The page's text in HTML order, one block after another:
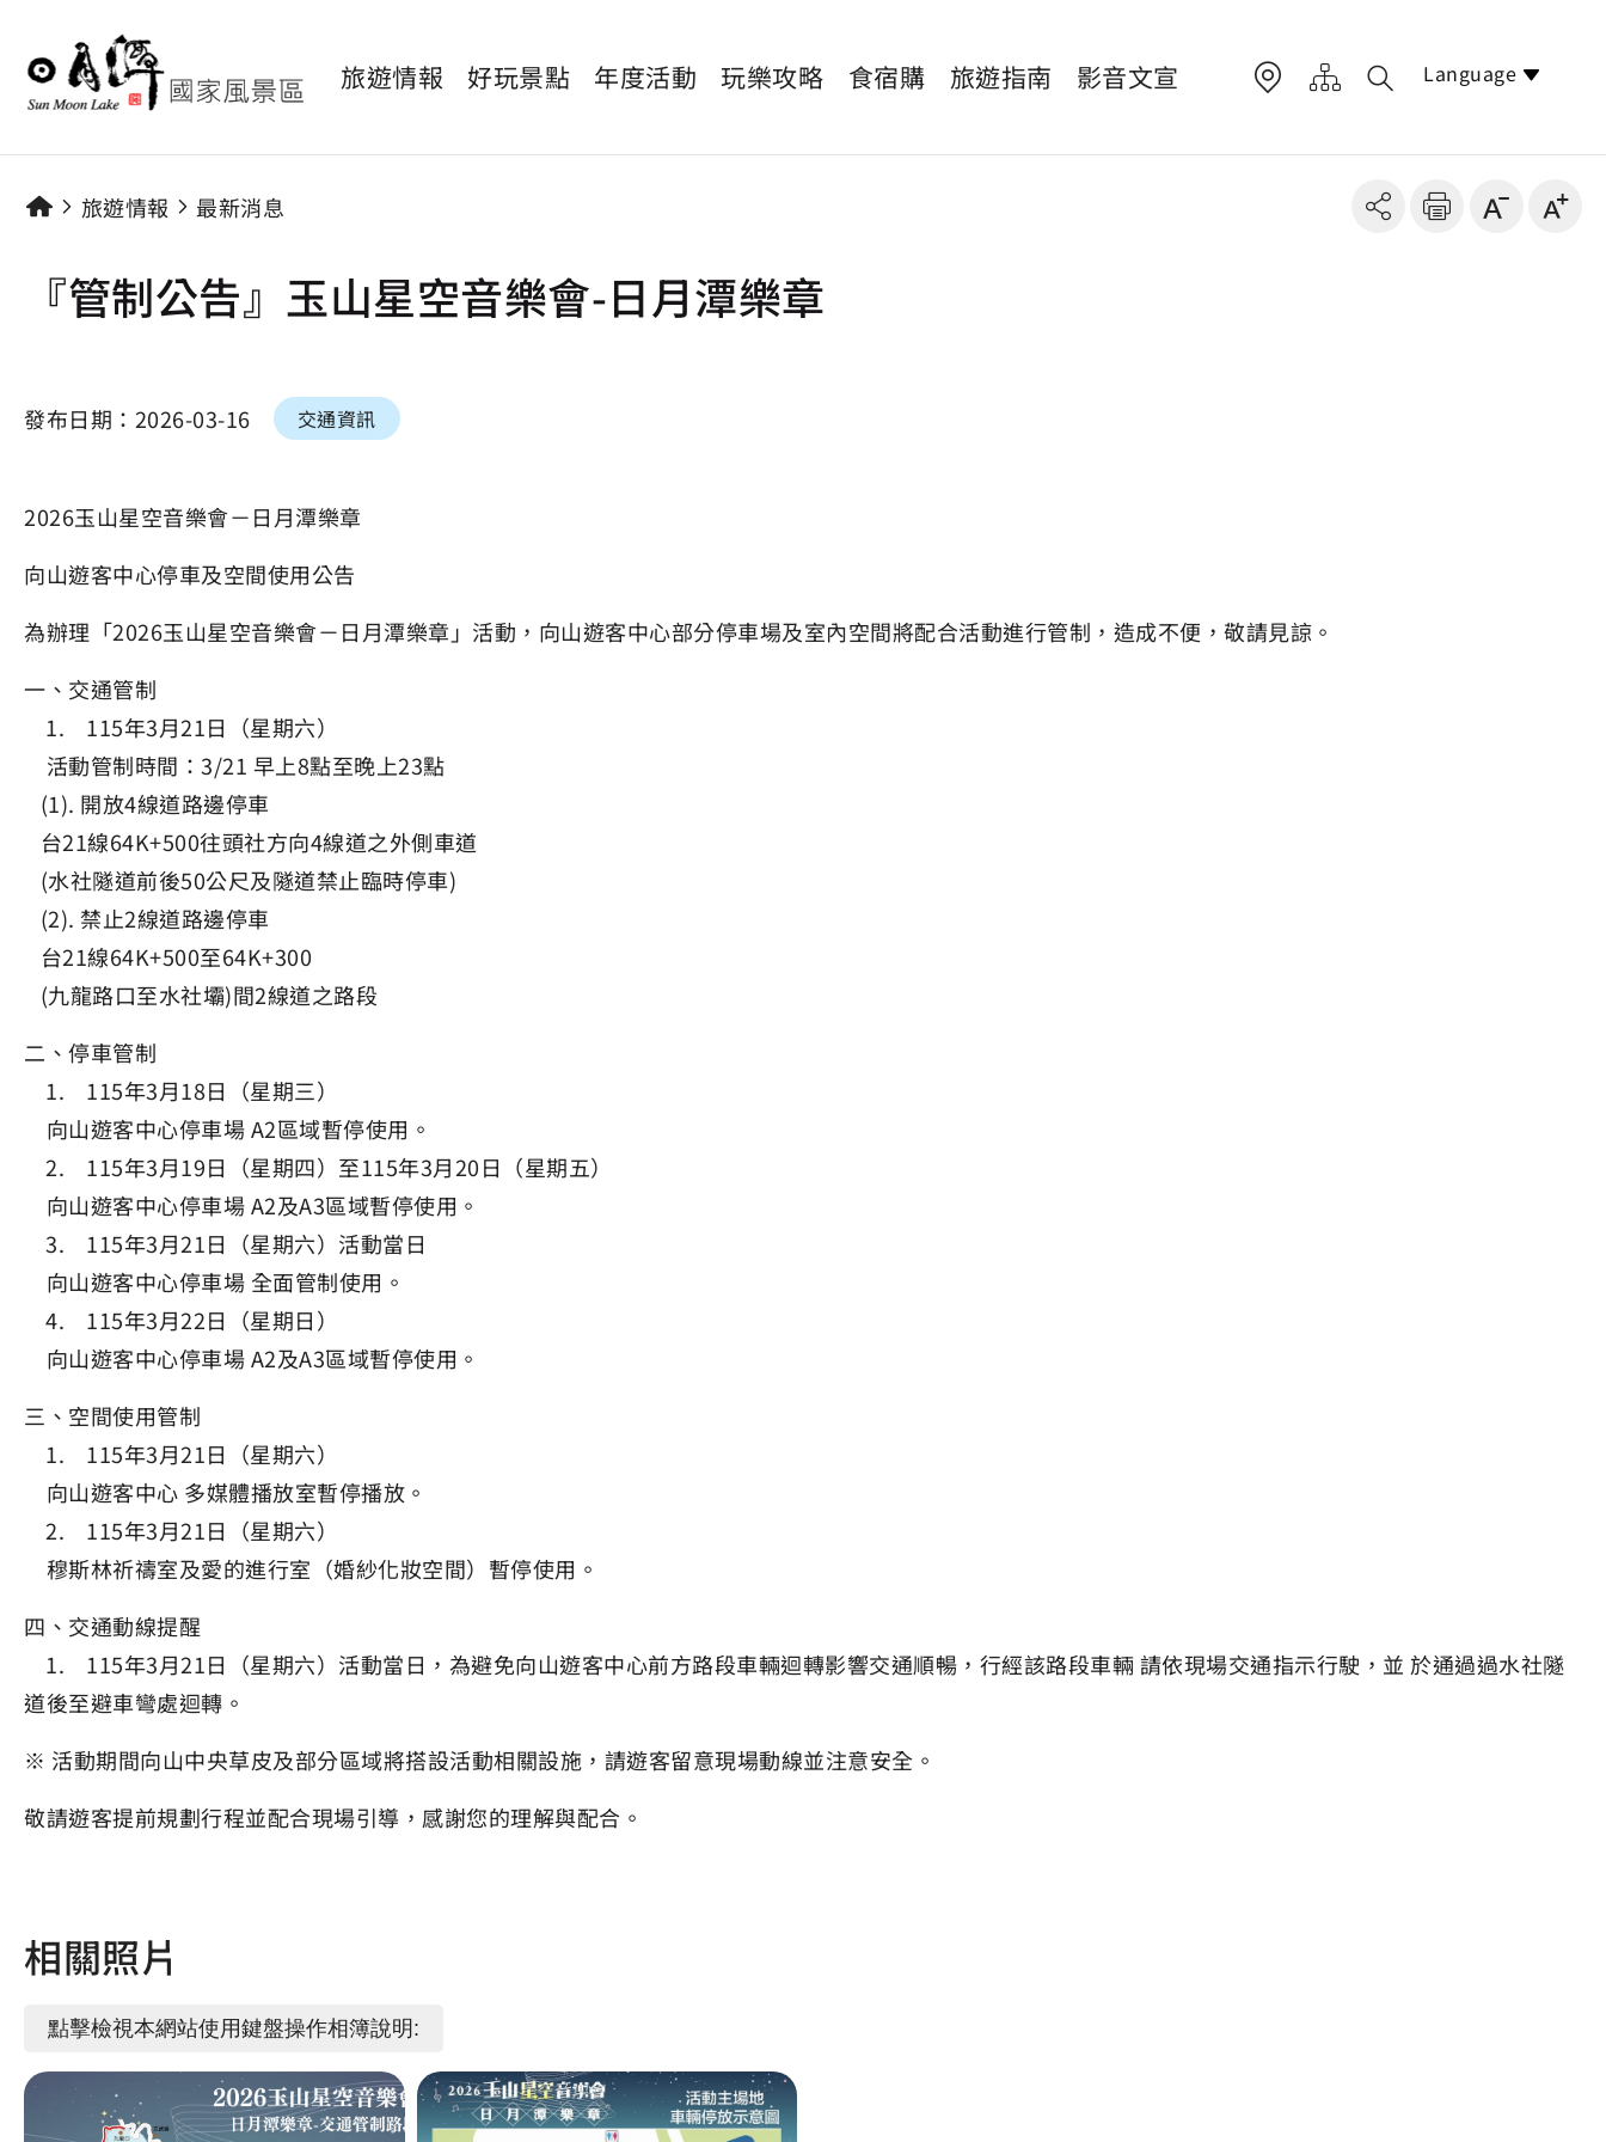
旅遊情報 好玩景點 年度活動 玩樂攻略 食宿購 旅遊指南 影音文宣 Language
旅遊情報 最新消息
『管制公告』玉山星空音樂會-日月潭樂章
發布日期： 2026-03-16 交通資訊
2026玉山星空音樂會－日月潭樂章
向山遊客中心停車及空間使用公告
為辦理「2026玉山星空音樂會－日月潭樂章」活動，向山遊客中心部分停車場及室內空間將配合活動進行管制，造成不便，敬請見諒。
一、交通管制
1. 115年3月21日（星期六）
活動管制時間：3/21 早上8點至晚上23點
(1). 開放4線道路邊停車
台21線64K+500往頭社方向4線道之外側車道
(水社隧道前後50公尺及隧道禁止臨時停車)
(2). 禁止2線道路邊停車
台21線64K+500至64K+300
(九龍路口至水社壩)間2線道之路段
二、停車管制
1. 115年3月18日（星期三）
向山遊客中心停車場 A2區域暫停使用。
2. 115年3月19日（星期四）至115年3月20日（星期五）
向山遊客中心停車場 A2及A3區域暫停使用。
3. 115年3月21日（星期六）活動當日
向山遊客中心停車場 全面管制使用。
4. 115年3月22日（星期日）
向山遊客中心停車場 A2及A3區域暫停使用。
三、空間使用管制
1. 115年3月21日（星期六）
向山遊客中心 多媒體播放室暫停播放。
2. 115年3月21日（星期六）
穆斯林祈禱室及愛的進行室（婚紗化妝空間）暫停使用。
四、交通動線提醒
1. 115年3月21日（星期六）活動當日，為避免向山遊客中心前方路段車輛迴轉影響交通順暢，行經該路段車輛 請依現場交通指示行駛，並 於通過過水社隧
道後至避車彎處迴轉。
※ 活動期間向山中央草皮及部分區域將搭設活動相關設施，請遊客留意現場動線並注意安全。
敬請遊客提前規劃行程並配合現場引導，感謝您的理解與配合。
相關照片
點擊檢視本網站使用鍵盤操作相簿說明: